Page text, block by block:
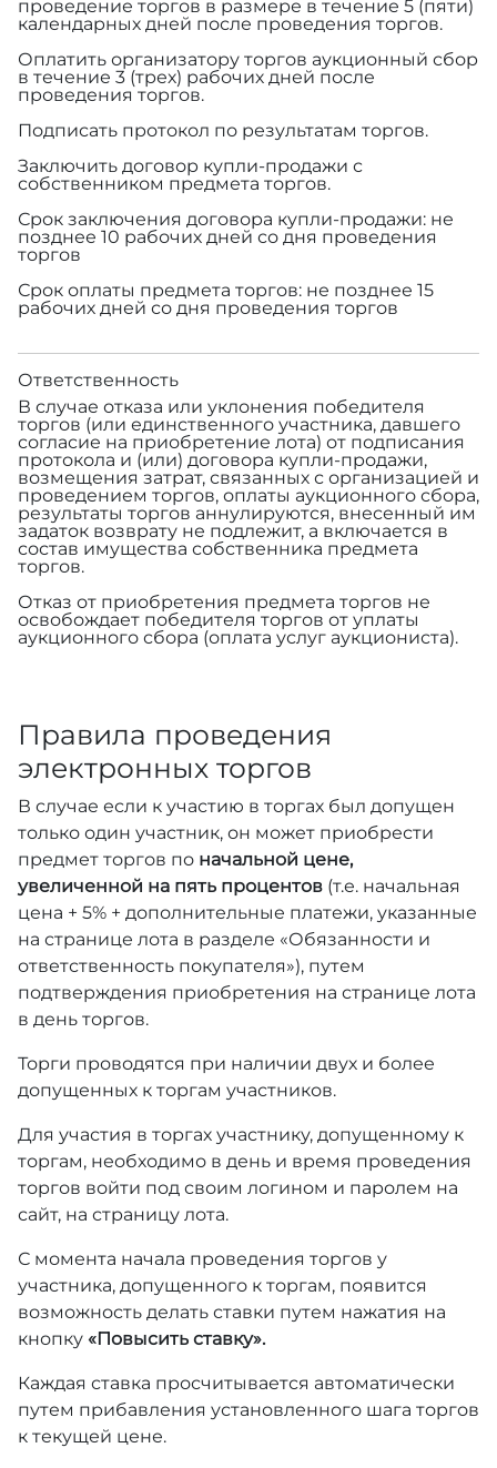
проведение торгов в размере в течение 5 (пяти)
календарных дней после проведения торгов.
Оплатить организатору торгов аукционный сбор
в течение 3 (трех) рабочих дней после
проведения торгов.
Подписать протокол по результатам торгов.
Заключить договор купли-продажи с
собственником предмета торгов.
Срок заключения договора купли-продажи: не
позднее 10 рабочих дней со дня проведения
торгов
Срок оплаты предмета торгов: не позднее 15
рабочих дней со дня проведения торгов
Ответственность
В случае отказа или уклонения победителя
торгов (или единственного участника, давшего
согласие на приобретение лота) от подписания
протокола и (или) договора купли-продажи,
возмещения затрат, связанных с организацией и
проведением торгов, оплаты аукционного сбора,
результаты торгов аннулируются, внесенный им
задаток возврату не подлежит, а включается в
состав имущества собственника предмета
торгов.
Отказ от приобретения предмета торгов не
освобождает победителя торгов от уплаты
аукционного сбора (оплата услуг аукциониста).
Правила проведения
электронных торгов
В случае если к участию в торгах был допущен
только один участник, он может приобрести
предмет торгов по начальной цене,
увеличенной на пять процентов (т.е. начальная
цена + 5% + дополнительные платежи, указанные
на странице лота в разделе «Обязанности и
ответственность покупателя»), путем
подтверждения приобретения на странице лота
в день торгов.
Торги проводятся при наличии двух и более
допущенных к торгам участников.
Для участия в торгах участнику, допущенному к
торгам, необходимо в день и время проведения
торгов войти под своим логином и паролем на
сайт, на страницу лота.
С момента начала проведения торгов у
участника, допущенного к торгам, появится
возможность делать ставки путем нажатия на
кнопку «Повысить ставку».
Каждая ставка просчитывается автоматически
путем прибавления установленного шага торгов
к текущей цене.